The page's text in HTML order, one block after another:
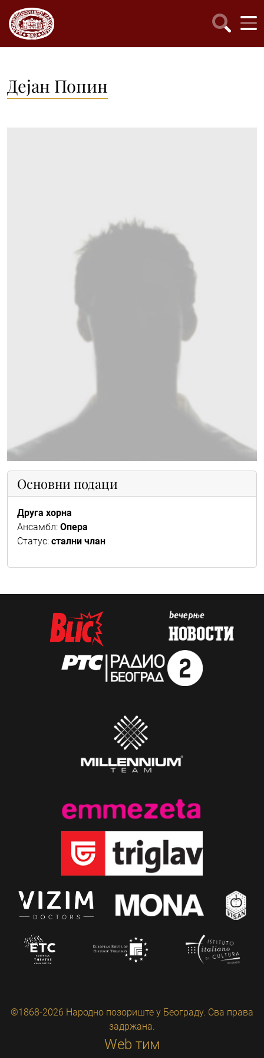
Дејан Попин
Основни подаци
Друга хорна
Ансамбл: Опера
Статус: стални члан
©1868-2026 Народно позориште у Београду. Сва права
задржана.
Web тим